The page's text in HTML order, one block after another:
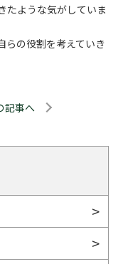
たような気がしていま
らの役割を考えていき
記事へ